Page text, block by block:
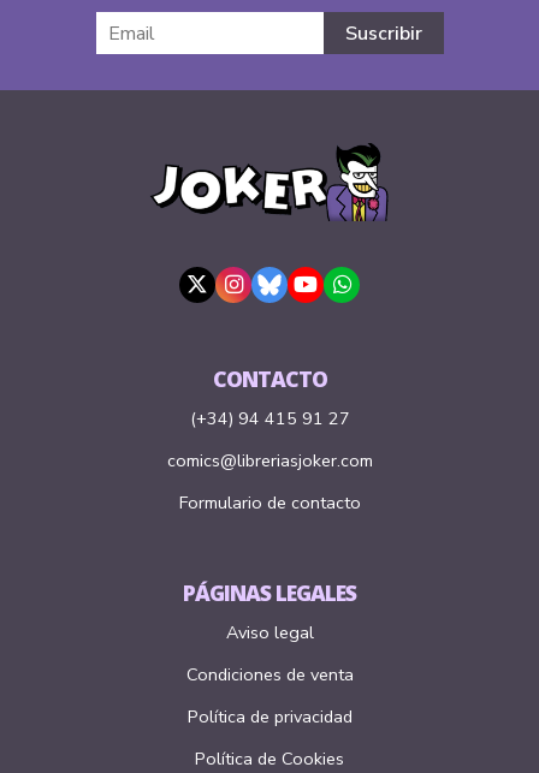
CONTACTO
(+34) 94 415 91 27
comics@libreriasjoker.com
Formulario de contacto
PÁGINAS LEGALES
Aviso legal
Condiciones de venta
Política de privacidad
Política de Cookies